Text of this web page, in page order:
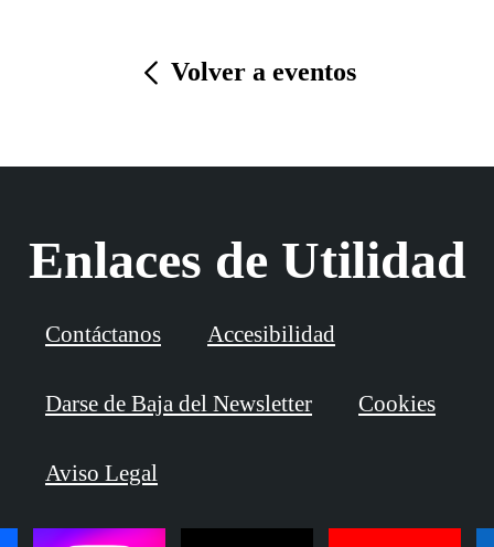
Volver a eventos
Enlaces de Utilidad
Contáctanos Accesibilidad
Darse de Baja del Newsletter Cookies
Aviso Legal